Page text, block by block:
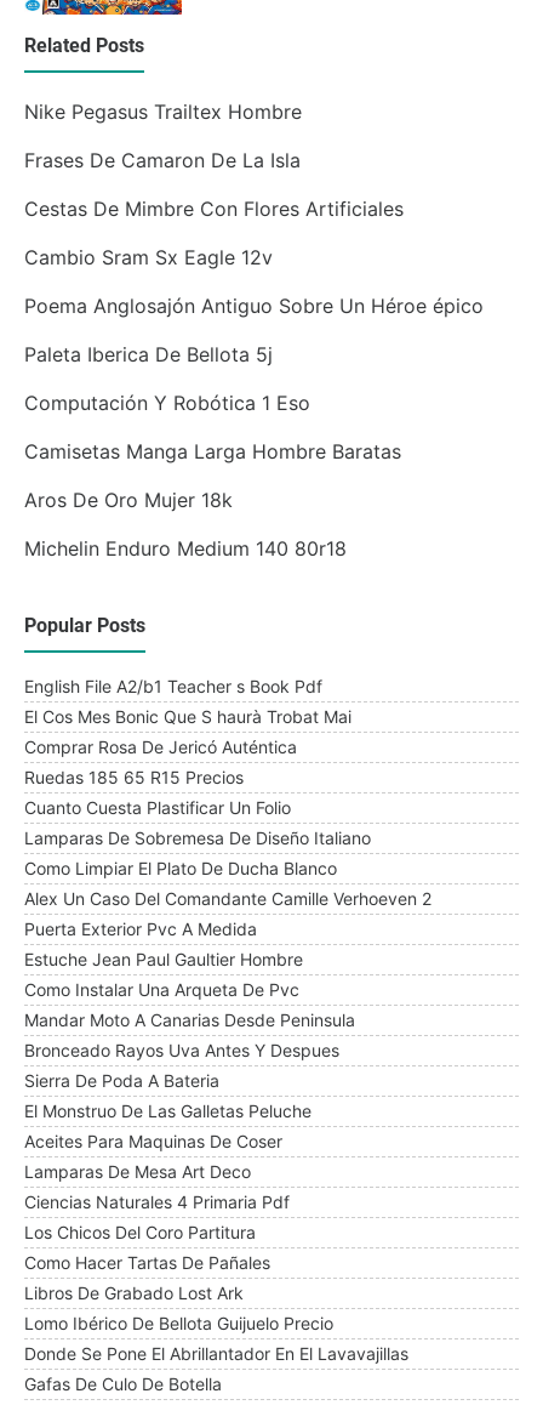
Related Posts
Nike Pegasus Trailtex Hombre
Frases De Camaron De La Isla
Cestas De Mimbre Con Flores Artificiales
Cambio Sram Sx Eagle 12v
Poema Anglosajón Antiguo Sobre Un Héroe épico
Paleta Iberica De Bellota 5j
Computación Y Robótica 1 Eso
Camisetas Manga Larga Hombre Baratas
Aros De Oro Mujer 18k
Michelin Enduro Medium 140 80r18
Popular Posts
English File A2/b1 Teacher s Book Pdf
El Cos Mes Bonic Que S haurà Trobat Mai
Comprar Rosa De Jericó Auténtica
Ruedas 185 65 R15 Precios
Cuanto Cuesta Plastificar Un Folio
Lamparas De Sobremesa De Diseño Italiano
Como Limpiar El Plato De Ducha Blanco
Alex Un Caso Del Comandante Camille Verhoeven 2
Puerta Exterior Pvc A Medida
Estuche Jean Paul Gaultier Hombre
Como Instalar Una Arqueta De Pvc
Mandar Moto A Canarias Desde Peninsula
Bronceado Rayos Uva Antes Y Despues
Sierra De Poda A Bateria
El Monstruo De Las Galletas Peluche
Aceites Para Maquinas De Coser
Lamparas De Mesa Art Deco
Ciencias Naturales 4 Primaria Pdf
Los Chicos Del Coro Partitura
Como Hacer Tartas De Pañales
Libros De Grabado Lost Ark
Lomo Ibérico De Bellota Guijuelo Precio
Donde Se Pone El Abrillantador En El Lavavajillas
Gafas De Culo De Botella